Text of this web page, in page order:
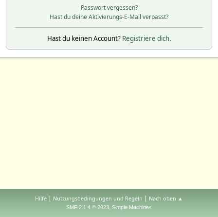
Passwort vergessen?
Hast du deine Aktivierungs-E-Mail verpasst?
Hast du keinen Account? Registriere dich.
Hilfe | Nutzungsbedingungen und Regeln | Nach oben ▲
SMF 2.1.4 © 2023, Simple Machines